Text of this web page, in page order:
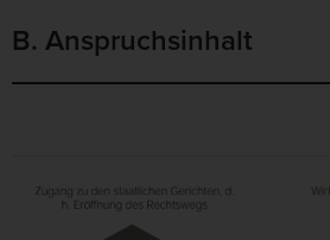
B. Anspruchsinhalt